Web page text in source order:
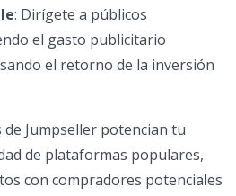
: Dirígete a públicos
el gasto publicitario
el retorno de la inversión
Jumpseller potencian tu
de plataformas populares,
con compradores potenciales